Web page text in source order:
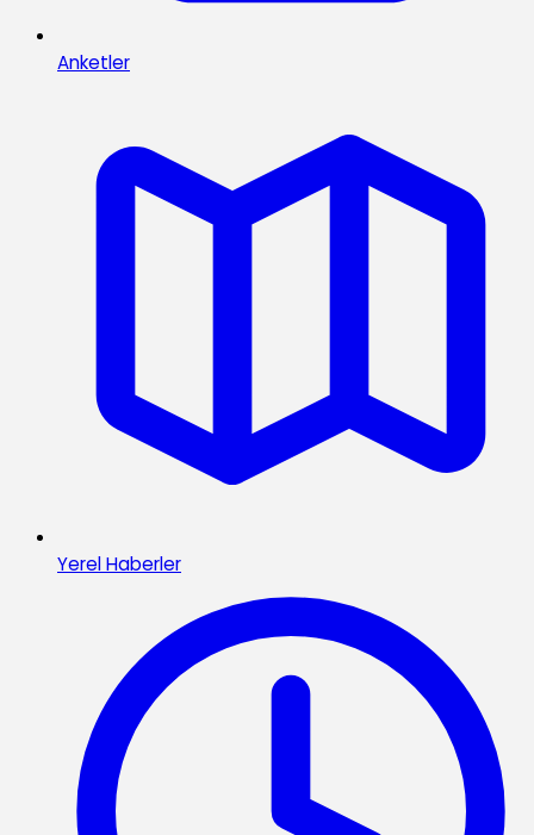
Anketler
Yerel Haberler